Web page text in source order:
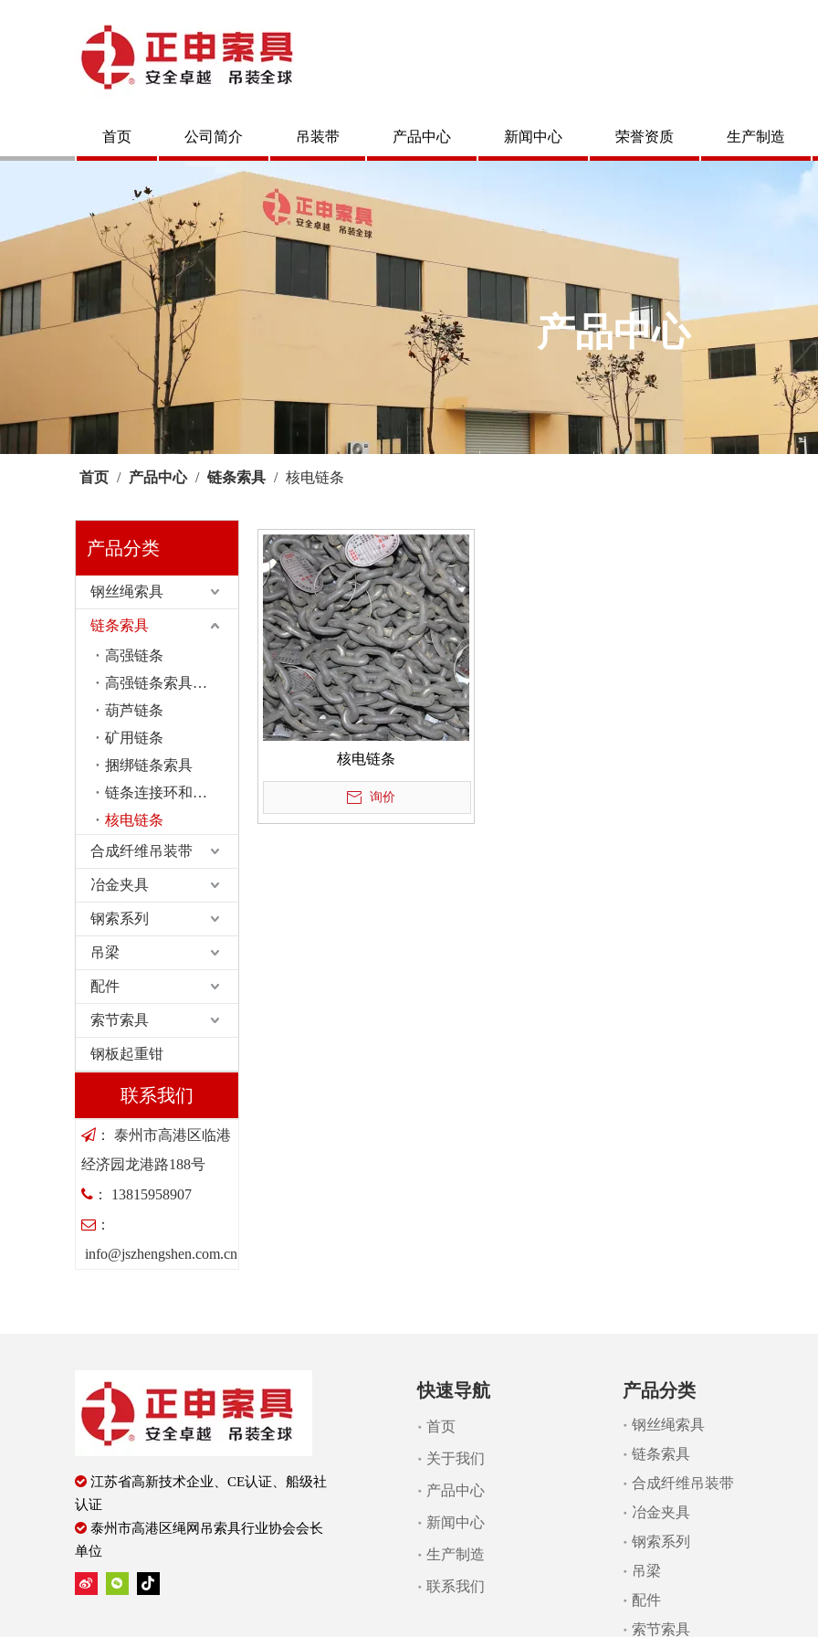
首页 公司简介 吊装带 产品中心 新闻中心 荣誉资质 生产制造
产品中心
首页 / 产品中心 / 链条索具 / 核电链条
产品分类
钢丝绳索具
链条索具
高强链条
高强链条索具组合方式
葫芦链条
矿用链条
捆绑链条索具
链条连接环和调节器
核电链条
合成纤维吊装带
冶金夹具
钢索系列
吊梁
配件
索节索具
钢板起重钳
联系我们
 ： 泰州市高港区临港
经济园龙港路188号
 ： 13815958907
 ：
info@jszhengshen.com.cn
核电链条
询价
 江苏省高新技术企业、CE认证、船级社
认证
 泰州市高港区绳网吊索具行业协会会长
单位
快速导航
首页
关于我们
产品中心
新闻中心
生产制造
联系我们
产品分类
钢丝绳索具
链条索具
合成纤维吊装带
冶金夹具
钢索系列
吊梁
配件
索节索具